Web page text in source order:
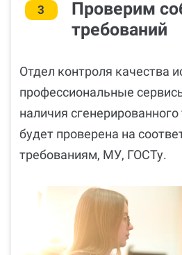
3
Проверим
требований
Отдел контроля качества
профессиональные
наличия сгенерированного
будет проверена на
требованиям, МУ, ГОСТу.